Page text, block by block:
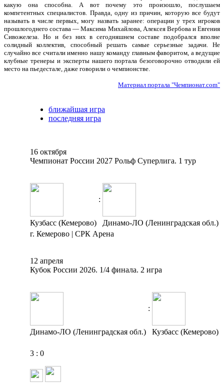
какую она способна. А вот почему это произошло, послушаем
компетентных специалистов. Правда, одну из причин, которую все будут
называть в числе первых, могу назвать заранее: операции у трех игроков
прошлогоднего состава — Максима Михайлова, Алексея Вербова и Евгения
Сивожелеза. Но и без них в сегодняшнем составе подобрался вполне
солидный коллектив, способный решать самые серьезные задачи. Не
случайно все считали именно нашу команду главным фаворитом, а ведущие
клубные тренеры и эксперты нашего портала безоговорочно отводили ей
место на пьедестале, даже говорили о чемпионстве.
Материал портала "Чемпионат.com"
ближайшая игра
последняя игра
16 октября
Чемпионат России 2027 Рольф Суперлига. 1 тур
:
Кузбасс (Кемерово)
Динамо-ЛО (Ленинградская обл.)
г. Кемерово | СРК Арена
12 апреля
Кубок России 2026. 1/4 финала. 2 игра
:
Динамо-ЛО (Ленинградская обл.) Кузбасс (Кемерово)
3 : 0